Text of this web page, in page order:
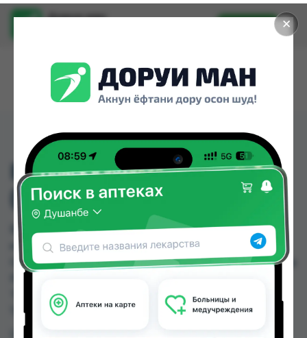
✕
Доруи ман
Установить
ВИТАМИН В12 500
(ХИТОЙ) №10
ВИТАМИН В12 500 (ХИТОЙ) №10 можно купить
или заказать в аптеках, Саховати Истаравшан,
GS Дорухона, Авиценна, Аптека Нур (Nur), Аптека
TJS до 9.00 TJS в Душанбе и других городах
Таджикистана